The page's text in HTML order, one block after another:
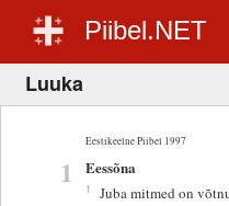
Piibel.NET
Luuka
Eestikeelne Piibel 1997
1 Eessõna
1
Juba mitmed on